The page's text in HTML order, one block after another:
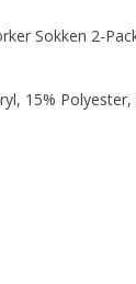
Sokken 2-
15% Polyester,